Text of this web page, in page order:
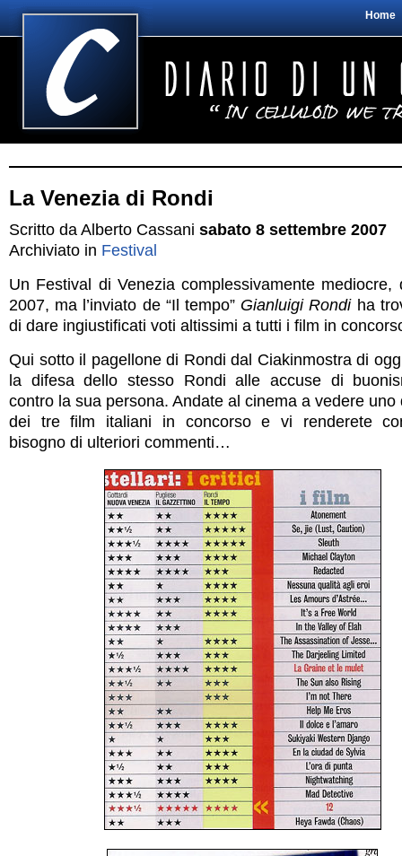
Home
La Venezia di Rondi
Scritto da Alberto Cassani sabato 8 settembre 2007
Archiviato in Festival
Un Festival di Venezia complessivamente mediocre,
2007, ma l’inviato de “Il tempo” Gianluigi Rondiha
di dare ingiustificati voti altissimi a tutti i film in
Qui sotto il pagellone di Rondi dal Ciakinmostra di
la difesa dello stesso Rondi alle accuse di
contro la sua persona. Andate al cinema a vedere uno
dei tre film italiani in concorso e vi renderete
bisogno di ulteriori commenti…